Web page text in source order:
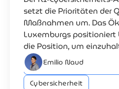
setzt die Prioritäten der
Maßnahmen um. Das
Luxemburgs positioniert
die Position, um
konkurrieren.
Emilio Naud
Cybersicherheit
Künstliche Intelligenz (KI)